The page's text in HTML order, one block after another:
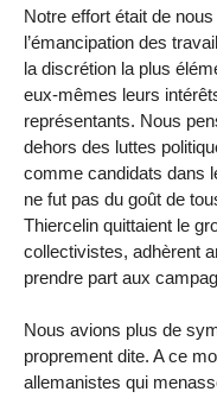
Notre effort était de
l’émancipation des
la discrétion la plus
eux-mêmes leurs
représentants. Nous
dehors des luttes
comme candidats dans
ne fut pas du goût de
Thiercelin quittaient le
collectivistes, adhèrent
prendre part aux
Nous avions plus de
proprement dite. A ce
allemanistes qui